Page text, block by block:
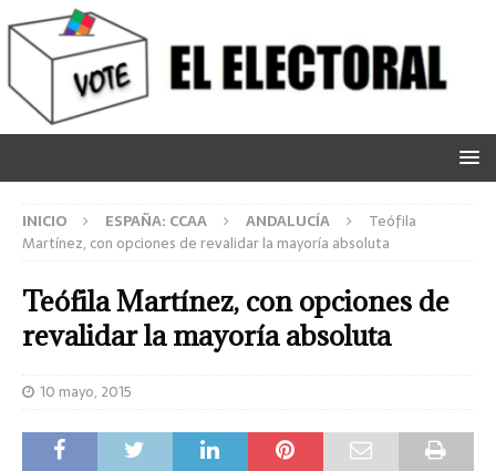
INICIO ESPAÑA: CCAA ANDALUCÍA
Teófila
Martínez, con opciones de revalidar la mayoría absoluta
Teófila Martínez, con opciones de
revalidar la mayoría absoluta
10 mayo, 2015